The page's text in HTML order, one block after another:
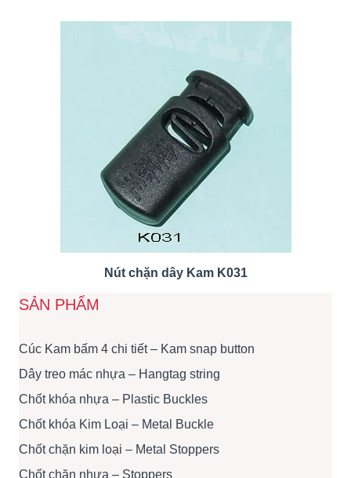
Nút chặn dây Kam K031
SẢN PHẨM
Cúc Kam bấm 4 chi tiết – Kam snap button
Dây treo mác nhựa – Hangtag string
Chốt khóa nhựa – Plastic Buckles
Chốt khóa Kim Loại – Metal Buckle
Chốt chặn kim loại – Metal Stoppers
Chốt chặn nhựa – Stoppers